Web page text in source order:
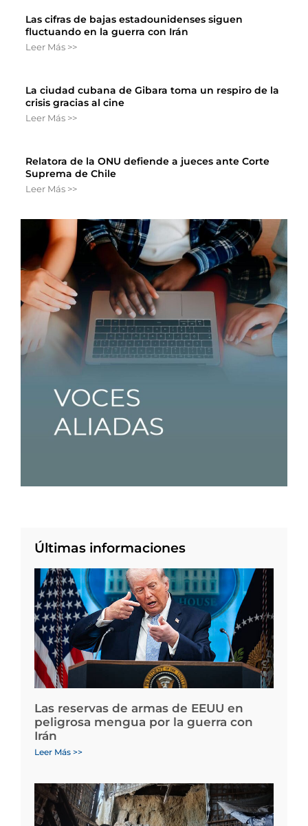
Las cifras de bajas estadounidenses siguen
fluctuando en la guerra con Irán
Leer Más >>
La ciudad cubana de Gibara toma un respiro de la
crisis gracias al cine
Leer Más >>
Relatora de la ONU defiende a jueces ante Corte
Suprema de Chile
Leer Más >>
Últimas informaciones
Las reservas de armas de EEUU en
peligrosa mengua por la guerra con
Irán
Leer Más >>